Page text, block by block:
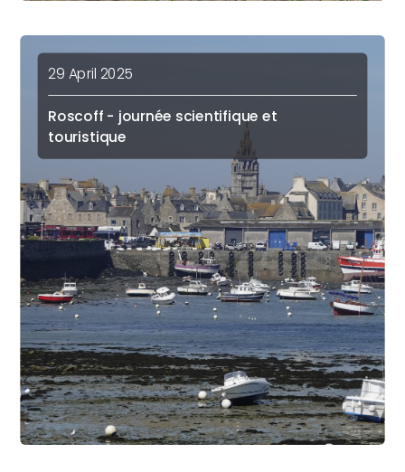
29 April 2025
Roscoff - journée scientifique et
touristique